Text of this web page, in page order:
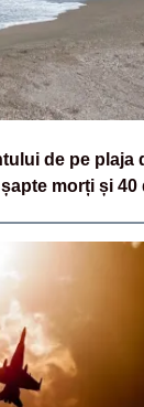
de pe plaja
morți și 40